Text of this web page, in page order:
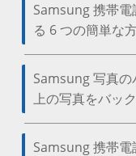
Samsung 携帯
る 6 つの簡単な
Samsung 写真
上の写真をバッ
Samsung 携帯電